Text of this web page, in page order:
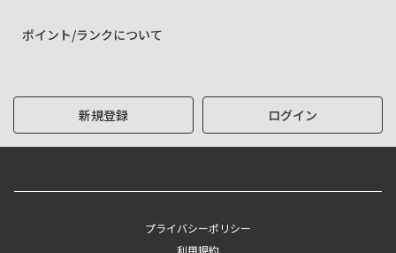
ポイント/ランクについて
新規登録 ログイン
プライバシーポリシー
利用規約